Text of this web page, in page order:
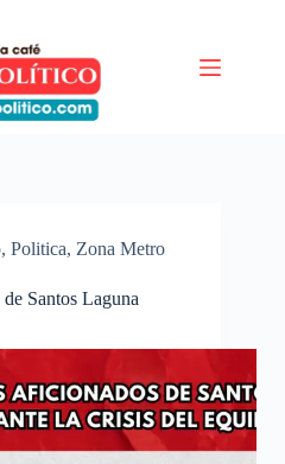
, Politica, Zona Metro
Santos Laguna